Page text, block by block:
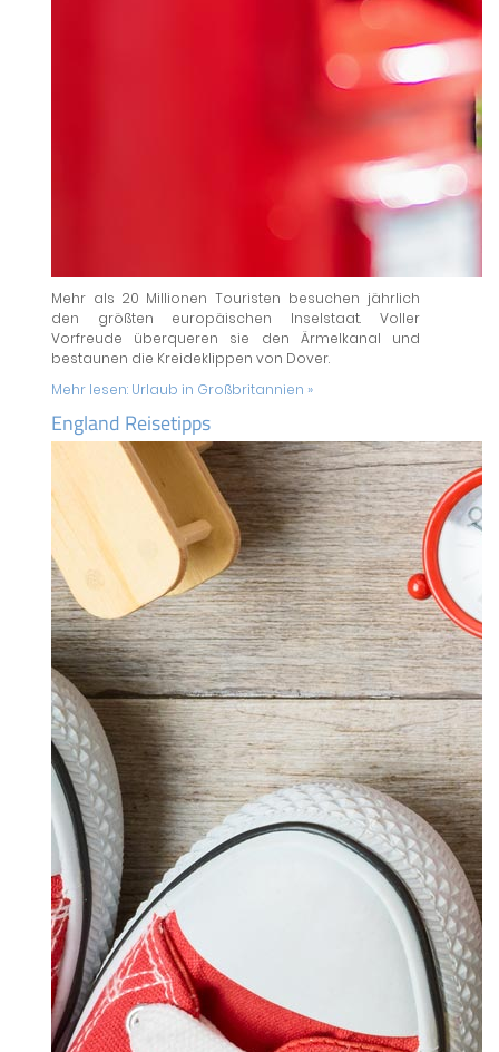
Mehr als 20 Millionen Touristen besuchen jährlich
den größten europäischen Inselstaat. Voller
Vorfreude überqueren sie den Ärmelkanal und
bestaunen die Kreideklippen von Dover.
Mehr lesen: Urlaub in Großbritannien »
England Reisetipps